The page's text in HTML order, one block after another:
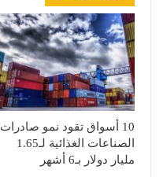
10 أسواق تقود نمو صادرات
الصناعات الغذائية لـ1.65
مليار دولار بـ6 أشهر